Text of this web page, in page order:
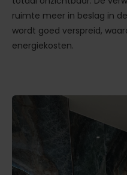
ruimte meer in beslag in
wordt goed verspreid,
energiekosten.